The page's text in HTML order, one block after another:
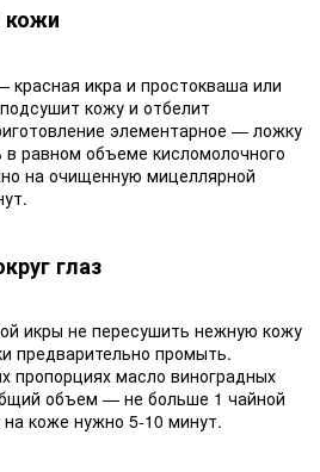
кожи
икра и простокваша или
кожу и отбелит
элементарное — ложку
равном объеме кисломолочного
на очищенную мицеллярной
глаз
икры не пересушить нежную кожу
предварительно промыть.
пропорциях масло виноградных
объем — не больше 1 чайной
коже нужно 5-10 минут.